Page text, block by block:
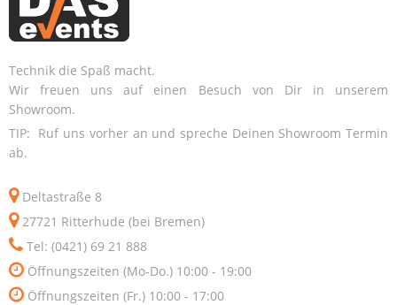
Technik die Spaß macht.
Wir freuen uns auf einen Besuch von Dir in unserem
Showroom.
TIP: Ruf uns vorher an und spreche Deinen Showroom Termin
ab.
Deltastraße 8
27721 Ritterhude (bei Bremen)
Tel: (0421) 69 21 888
Öffnungszeiten (Mo-Do.) 10:00 - 19:00
Öffnungszeiten (Fr.) 10:00 - 17:00